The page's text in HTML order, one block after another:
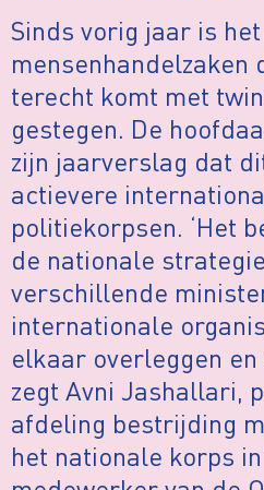
Sinds vorig jaar is
mensenhandelzaken
terecht komt met
gestegen. De
zijn jaarverslag dat
actievere
politiekorpsen. ‘Het
de nationale
verschillende
internationale
elkaar overleggen en
zegt Avni Jashallari,
afdeling bestrijding
het nationale korps